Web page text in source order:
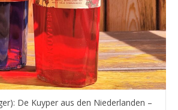
De Kuyper aus den Niederlanden –